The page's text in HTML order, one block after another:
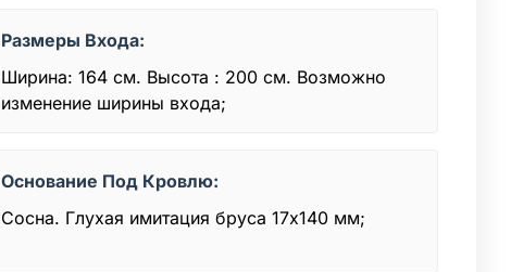
Размеры Входа:
Ширина: 164 см. Высота : 200 см. Возможно
изменение ширины входа;
Основание Под Кровлю:
Сосна. Глухая имитация бруса 17х140 мм;